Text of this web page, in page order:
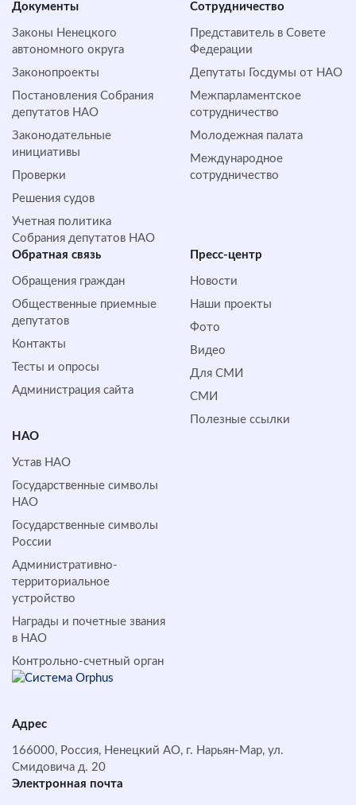
Документы
Законы Ненецкого
автономного округа
Законопроекты
Постановления Собрания
депутатов НАО
Законодательные
инициативы
Проверки
Решения судов
Учетная политика
Собрания депутатов НАО
Сотрудничество
Представитель в Совете
Федерации
Депутаты Госдумы от НАО
Межпарламентское
сотрудничество
Молодежная палата
Международное
сотрудничество
Обратная cвязь
Обращения граждан
Общественные приемные
депутатов
Контакты
Тесты и опросы
Администрация сайта
Пресс-центр
Новости
Наши проекты
Фото
Видео
Для СМИ
СМИ
Полезные ссылки
НАО
Устав НАО
Государственные символы
НАО
Государственные символы
России
Административно-
территориальное
устройство
Награды и почетные звания
в НАО
Контрольно-счетный орган
Адрес
166000, Россия, Ненецкий АО, г. Нарьян-Мар, ул.
Смидовича д. 20
Электронная почта